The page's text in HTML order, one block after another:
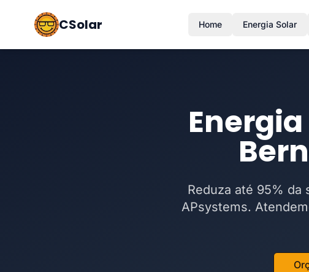
CSolar Home Energia Solar
Reduza até 95%
APsystems.